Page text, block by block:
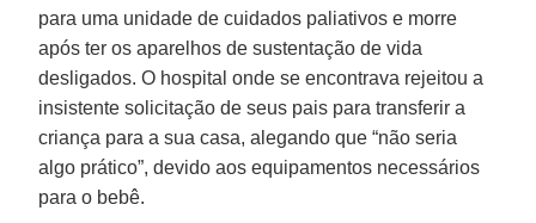
para uma unidade de cuidados paliativos e morre
após ter os aparelhos de sustentação de vida
desligados. O hospital onde se encontrava rejeitou a
insistente solicitação de seus pais para transferir a
criança para a sua casa, alegando que “não seria
algo prático”, devido aos equipamentos necessários
para o bebê.